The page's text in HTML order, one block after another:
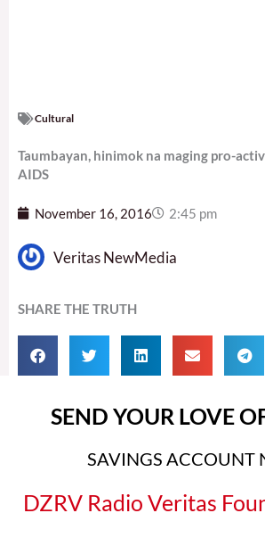
Cultural
Taumbayan, hinimok na maging pro-
AIDS
November 16, 2016 2:45 pm
Veritas NewMedia
SHARE THE TRUTH
SEND YOUR LOVE
SAVINGS ACCOUNT
DZRV Radio Veritas